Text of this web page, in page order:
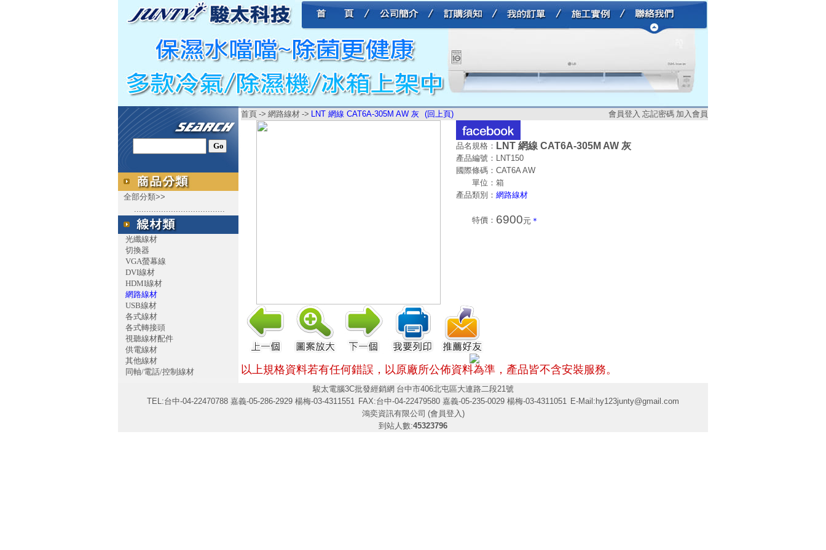
全部分類>>
.....................................
光纖線材
切換器
VGA螢幕線
DVI線材
HDMI線材
網路線材
USB線材
各式線材
各式轉接頭
視聽線材配件
供電線材
其他線材
同軸/電話/控制線材
首頁 -> 網路線材 -> LNT 網線 CAT6A-305M AW 灰 (回上頁) 會員登入 忘記密碼 加入會員
品名規格： LNT 網線 CAT6A-305M AW 灰
產品編號： LNT150
國際條碼： CAT6A AW
單位： 箱
產品類別： 網路線材
特價： 6900元 ＊
以上規格資料若有任何錯誤，以原廠所公佈資料為準， 產品皆不含安裝服務。
駿太電腦3C批發經銷網 台中市406北屯區大連路二段21號
TEL:台中-04-22470788 嘉義-05-286-2929 楊梅-03-4311551 FAX:台中-04-22479580 嘉義-05-235-0029 楊梅-03-4311051 E-Mail: hy123junty@gmail.com
鴻奕資訊有限公司 (會員登入)
到站人數:45323796